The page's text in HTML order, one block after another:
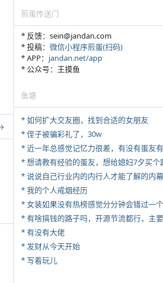
煎蛋传送门
* 反馈：sein@jandan.com
* 投稿： 微信小程序煎蛋(扫码)
* APP： jandan.net/app
* 公众号：王摸鱼
鱼塘
* 如何扩大交友圈，找到合适的女朋友
* 侄子被骗彩礼了，30w
* 近一年总感觉记忆力很差，有没有蛋友
* 说说自己行业内的内行人才能了解的内幕
* 我的个人戒烟经历
* 女装如果没有热榜感觉分分钟会错过一
* 有没有大佬
* 发财从今天开始
* 写着玩儿